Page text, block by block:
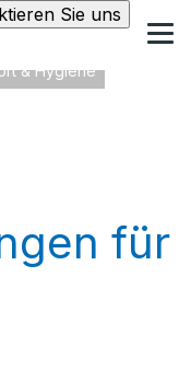
Sie uns
& Hygiene
für